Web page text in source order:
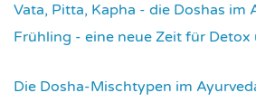
Vata, Pitta, Kapha - die Doshas im
Frühling - eine neue Zeit für
Die Dosha-Mischtypen im